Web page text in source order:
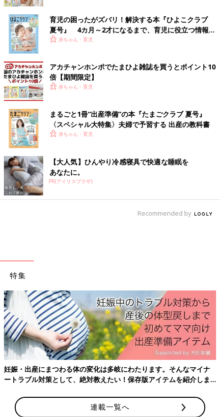
るだけではないことを、大阪や札幌に転勤した時に実感しまし
た。仕事だけではなくて、その街や人、文化や歴史など、何に対
して自分が興味をひかれるのか。北海道でブランド米を作ろうと
取り組んでいる米農家を取材した際、徹底的に知りたいとていね
いに、言い換えれば“しつこく”話を伺いました。その熱が届いた
ば、角度が変わり、見え方も違ってくるものだと学びました。
今年、舞台に初めて挑戦しましたが、その時に痛感したことがあ
ります。新たなことにチャレンジにする時に最大の恵みは、出会
いなのだということです。自分では不安や難しさと格闘している
ので、わからないことや、知りたいことを、次々に質問します。
その姿がまわりにはいい刺激となっていたと聞き安堵（あんど）
しました。知って、学んで、楽しむことが私にとってのチャレン
ジなのだと感じています。
娘が興味を持ったことを一緒に体験して楽しみたい
新生児用のおむつをカゴに準備したら、この状態に。妹をお迎えするお手伝い？
今、長女を育てながら意識しているのは、体験させることです。
食材に触らせてみる、雪をつかませてみる、温泉でお湯のにおい
はどこに焦点が当たっているのかを、探しながら、一緒に遊ぶよ
うにしています。
育児の困ったがズバリ！解決する本『ひよこクラブ
夏号』 4カ月～2才になるまで、育児に役立つ情報が
いっぱい！
赤ちゃん・育児
アカチャンホンポでたまひよ雑誌を買うとポイント10
倍【期間限定】
赤ちゃん・育児
まるごと1冊“出産準備”の本『たまごクラブ 夏号』
〈スペシャル大特集〉夫婦で予習する 出産の教科書
赤ちゃん・育児
【大人気】ひんやり冷感寝具で快適な睡眠を
あなたに。
PR(アイリスプラザ)
Recommended by
特集
妊娠・出産にまつわる体の変化は多岐にわたります。そんなマイナ
ートラブル対策として、絶対教えたい！保存版アイテムを紹介しま
連載一覧へ